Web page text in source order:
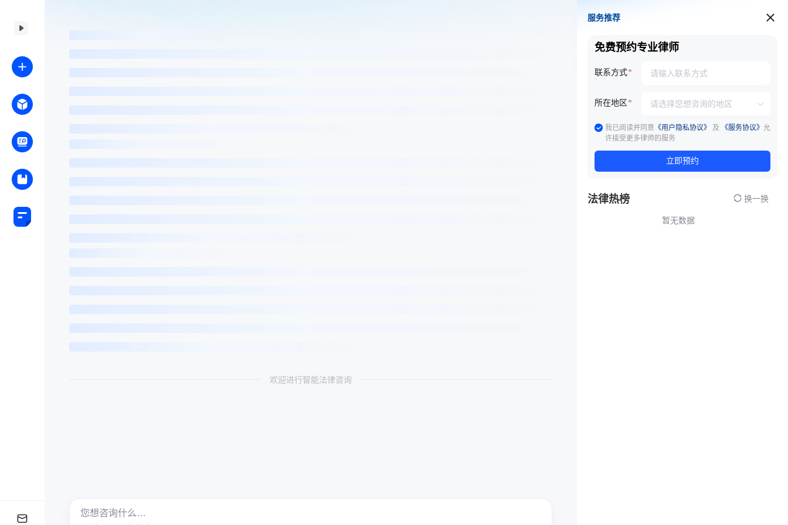
欢迎进行智能法律咨询
服务推荐
服务推荐
免费预约专业律师
联系方式
所在地区
我已阅读并同意 《用户隐私协议》 及 《服务协议》 允
许接受更多律师的服务
立即预约
法律热榜 换一换
暂无数据